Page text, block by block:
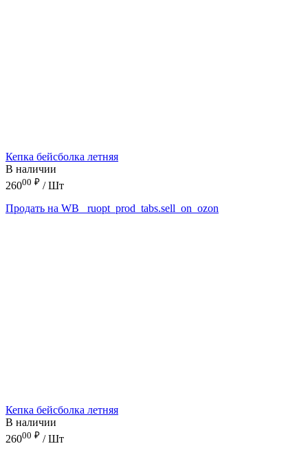
Кепка бейсболка летняя
В наличии
26000 ₽ / Шт
Продать на WB
_ruopt_prod_tabs.sell_on_ozon
Кепка бейсболка летняя
В наличии
26000 ₽ / Шт